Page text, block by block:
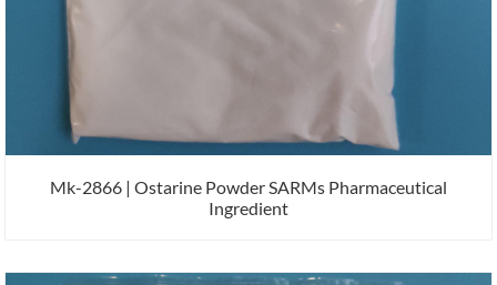
Mk-2866 | Ostarine Powder SARMs Pharmaceutical
Ingredient